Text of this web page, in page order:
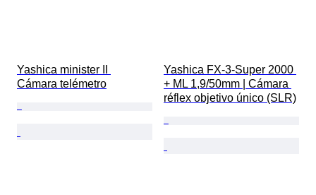
Yashica minister II
Cámara telémetro
Yashica FX-3-Super 2000
+ ML 1,9/50mm | Cámara
réflex objetivo único (SLR)